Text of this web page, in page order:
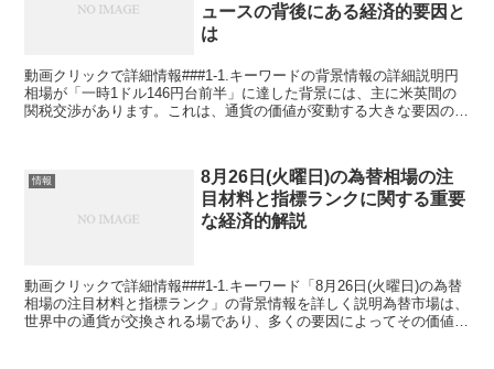
ュースの背後にある経済的要因と
は
動画クリックで詳細情報###1-1.キーワードの背景情報の詳細説明円
相場が「一時1ドル146円台前半」に達した背景には、主に米英間の
関税交渉があります。これは、通貨の価値が変動する大きな要因の一
情報
8月26日(火曜日)の為替相場の注
目材料と指標ランクに関する重要
な経済的解説
動画クリックで詳細情報###1-1.キーワード「8月26日(火曜日)の為替
相場の注目材料と指標ランク」の背景情報を詳しく説明為替市場は、
世界中の通貨が交換される場であり、多くの要因によってその価値が